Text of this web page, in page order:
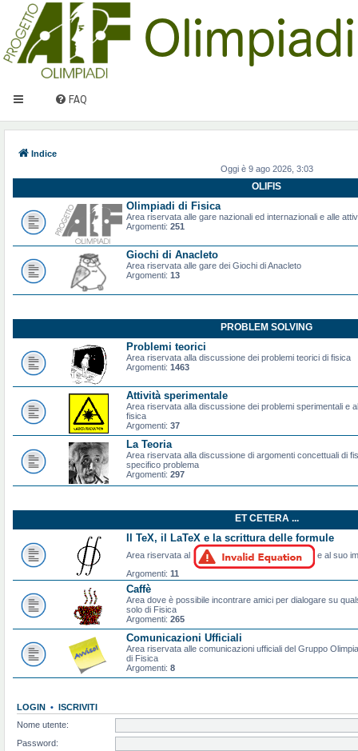
FAQ
Indice
Oggi è 9 ago 2026, 3:03
OLIFIS
Olimpiadi di Fisica
Area riservata alle gare nazionali ed internazionali e alle
Argomenti: 251
Giochi di Anacleto
Area riservata alle gare dei Giochi di Anacleto
Argomenti: 13
PROBLEM SOLVING
Problemi teorici
Area riservata alla discussione dei problemi teorici di fisica
Argomenti: 1463
Attività sperimentale
Area riservata alla discussione dei problemi sperimentali e
fisica
Argomenti: 37
La Teoria
Area riservata alla discussione di argomenti concettuali di
specifico problema
Argomenti: 297
ET CETERA ...
Il TeX, il LaTeX e la scrittura delle formule
Area riservata al
e al suo
Argomenti: 11
Caffè
Area dove è possibile incontrare amici per dialogare su
solo di Fisica
Argomenti: 265
Comunicazioni Ufficiali
Area riservata alle comunicazioni ufficiali del Gruppo
di Fisica
Argomenti: 8
LOGIN • ISCRIVITI
Nome utente:
Password: